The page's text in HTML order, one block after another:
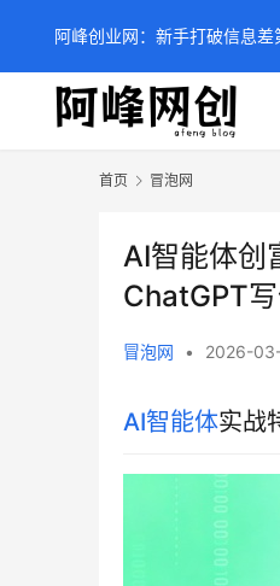
首页 冒泡网
AI智能体创
ChatGPT
冒泡网 • 2026-
AI智能体实战
阿峰创业网：新手打破信息差